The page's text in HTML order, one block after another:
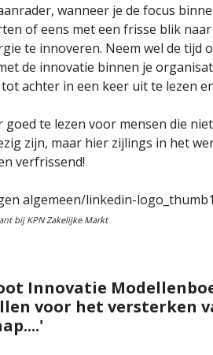
wanneer je de focus
of eens met een frisse blik
te innoveren. Neem wel de tijd
de innovatie binnen je
achter in een keer uit te lezen
goed te lezen voor mensen die
zijn, maar hier zijlings in het
verfrissend!
bij KPN Zakelijke Markt
Innovatie
voor het versterken